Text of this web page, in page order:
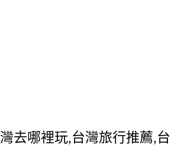
去哪裡玩,台灣旅行推薦,